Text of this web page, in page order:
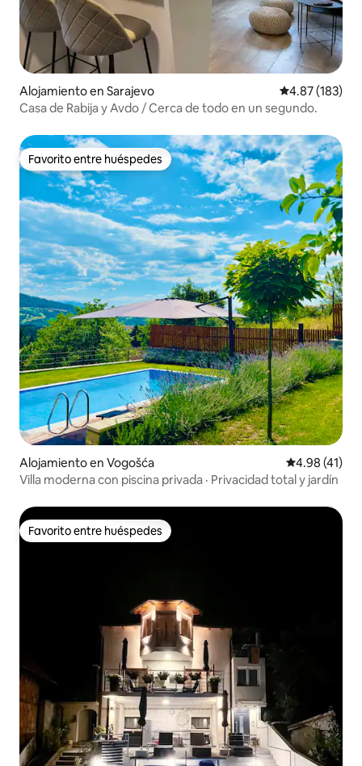
Alojamiento en Sarajevo Calificación
4.87 (183)
Casa de Rabija y Avdo / Cerca de todo en un segundo.
Favorito entre huéspedes
Favorito entre huéspedes
Alojamiento en Vogošća Calificación
4.98 (41)
Villa moderna con piscina privada · Privacidad total y jardín
Favorito entre huéspedes
Favorito entre huéspedes